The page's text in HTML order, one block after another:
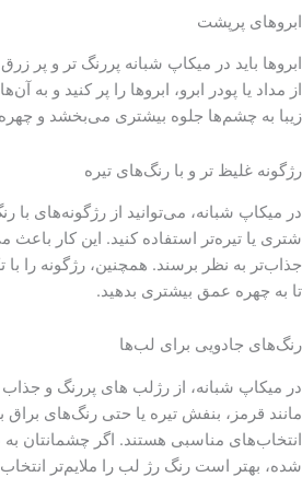
ابروهای پرپشت
ابروها باید در میکاپ شبانه پررنگ‌ تر و پر
از مداد یا پودر ابرو، ابروها را پر کنید و به
زیبا به چشم‌ها جلوه بیشتری می‌بخشد و
رژگونه غلیظ ‌تر و با رنگ‌های تیره
در میکاپ شبانه، می‌توانید از رژگونه‌های با
شتری یا تیره‌تر استفاده کنید. این کار
جذاب‌تر به نظر برسند. همچنین، رژگونه را با
تا به چهره عمق بیشتری بدهید.
رنگ‌های جادویی برای لب‌ها
در میکاپ شبانه، از رژلب های پررنگ و جذاب
مانند قرمز، بنفش تیره یا حتی رنگ‌های
انتخاب‌های مناسبی هستند. اگر چشمانتان
شده، بهتر است رنگ رژ لب را ملایم‌تر